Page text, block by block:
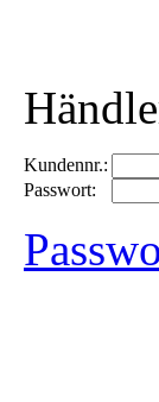
Kundennr.:
Passwort: